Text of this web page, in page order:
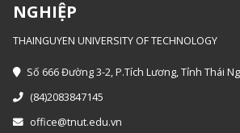
NGHIỆP
THAINGUYEN UNIVERSITY OF TECHNOLOGY
Số 666 Đường 3-2, P.Tích Lương, Tỉnh Thái
(84)2083847145
office@tnut.edu.vn